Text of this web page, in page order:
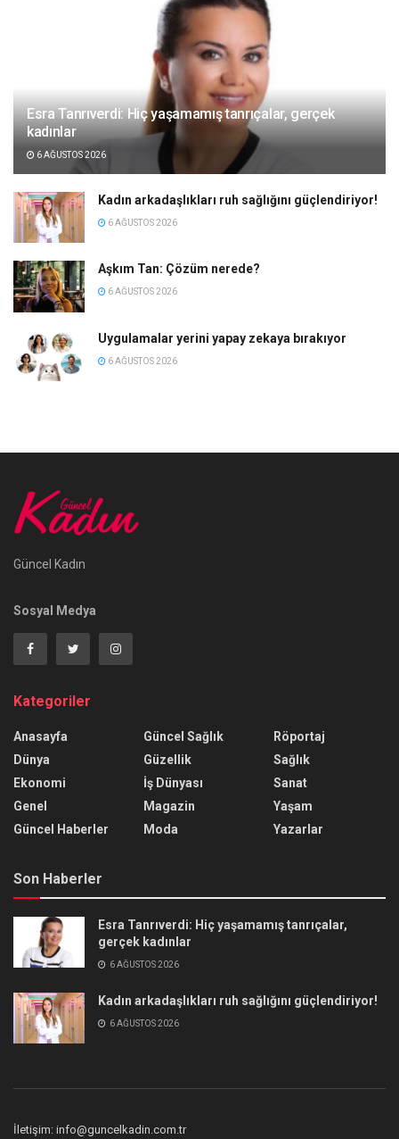
Esra Tanrıverdi: Hiç yaşamamış tanrıçalar, gerçek
kadınlar
6 AĞUSTOS 2026
Kadın arkadaşlıkları ruh sağlığını güçlendiriyor!
6 AĞUSTOS 2026
Aşkım Tan: Çözüm nerede?
6 AĞUSTOS 2026
Uygulamalar yerini yapay zekaya bırakıyor
6 AĞUSTOS 2026
Güncel Kadın
Sosyal Medya
Kategoriler
Anasayfa
Dünya
Ekonomi
Genel
Güncel Haberler
Güncel Sağlık
Güzellik
İş Dünyası
Magazin
Moda
Röportaj
Sağlık
Sanat
Yaşam
Yazarlar
Son Haberler
Esra Tanrıverdi: Hiç yaşamamış tanrıçalar,
gerçek kadınlar
6 AĞUSTOS 2026
Kadın arkadaşlıkları ruh sağlığını güçlendiriyor!
6 AĞUSTOS 2026
İletişim: info@guncelkadin.com.tr